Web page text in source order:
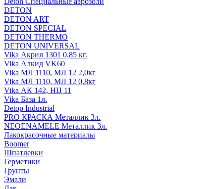
DETON
DETON ART
DETON SPECIAL
DETON THERMO
DETON UNIVERSAL
Vika Акрил 1301 0,85 кг.
Vika Алкид VK60
Vika МЛ 1110, МЛ 12 2,0кг
Vika МЛ 1110, МЛ 12 0,8кг
Vika АК 142, НЦ 11
Vika База 1л.
Detop Industrial
PRO КРАСКА Металлик 3л.
NEOENAMELE Металлик 3л.
Лакокрасочные материалы
Boomer
Шпатлевки
Герметики
Грунты
Эмали